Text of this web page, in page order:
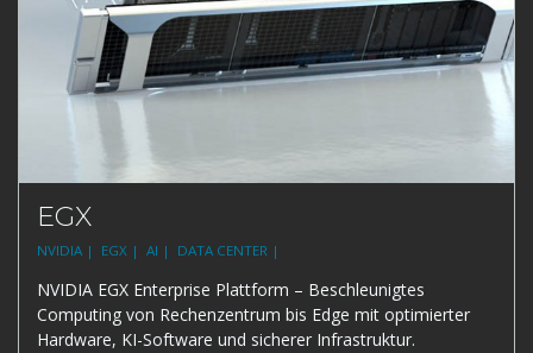
EGX
NVIDIA | EGX | AI | DATA CENTER |
NVIDIA EGX Enterprise Plattform – Beschleunigtes
Computing von Rechenzentrum bis Edge mit optimierter
Hardware, KI-Software und sicherer Infrastruktur.